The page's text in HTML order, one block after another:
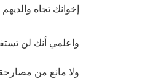
إخوانك تجاه
واعلمي أنك لن
ولا مانع من